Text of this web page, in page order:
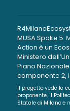
MUSA Spoke 5.
Action è un
Ministero
Piano Nazionale
componente 2,
Il progetto vede la
proponente, il
Statale di Milano e